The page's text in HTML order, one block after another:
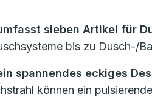
sieben Artikel für
bis zu Dusch-/
spannendes eckiges
können ein